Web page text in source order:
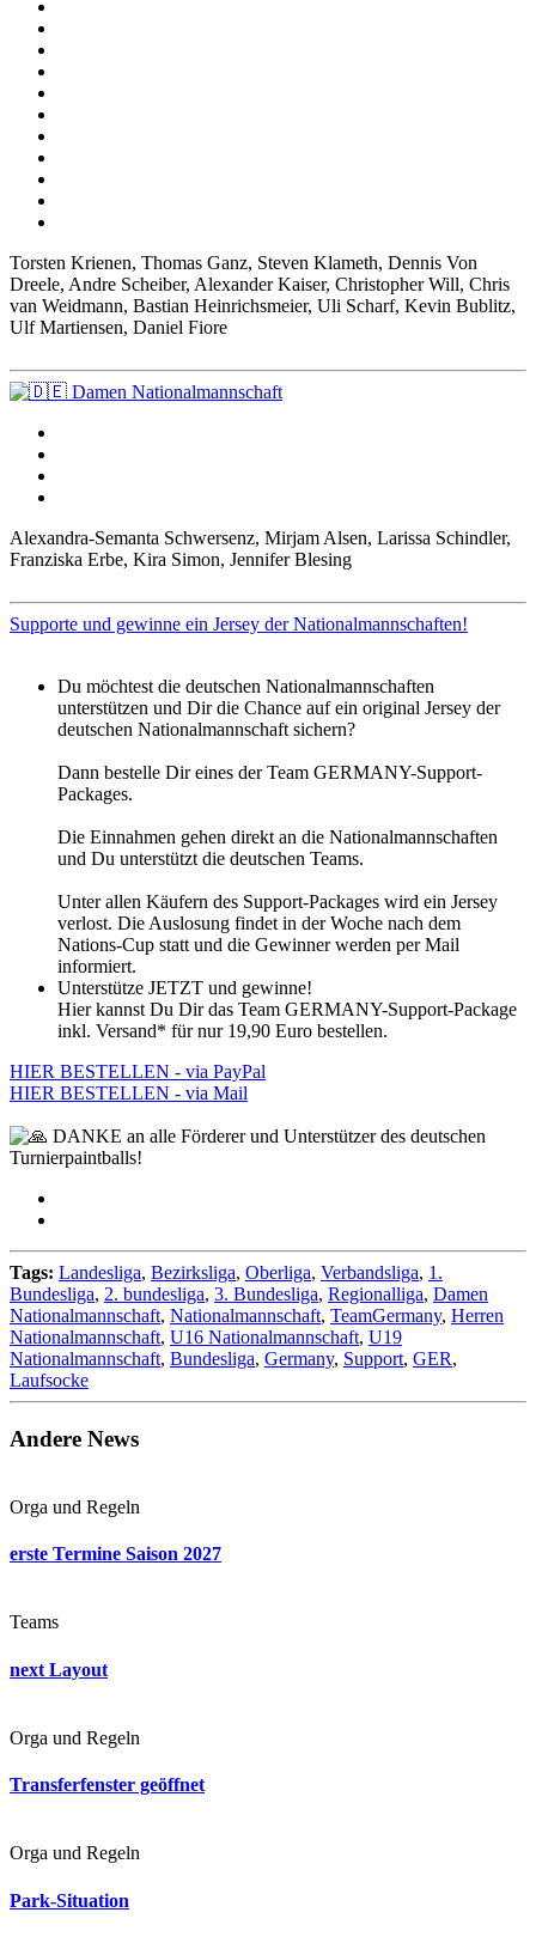
Torsten Krienen, Thomas Ganz, Steven Klameth, Dennis Von
Dreele, Andre Scheiber, Alexander Kaiser, Christopher Will, Chris
van Weidmann, Bastian Heinrichsmeier, Uli Scharf, Kevin Bublitz,
Ulf Martiensen, Daniel Fiore
Damen Nationalmannschaft
Alexandra-Semanta Schwersenz, Mirjam Alsen, Larissa Schindler,
Franziska Erbe, Kira Simon, Jennifer Blesing
Supporte und gewinne ein Jersey der Nationalmannschaften!
Du möchtest die deutschen Nationalmannschaften
unterstützen und Dir die Chance auf ein original Jersey der
deutschen Nationalmannschaft sichern?
Dann bestelle Dir eines der Team GERMANY-Support-
Packages.
Die Einnahmen gehen direkt an die Nationalmannschaften
und Du unterstützt die deutschen Teams.
Unter allen Käufern des Support-Packages wird ein Jersey
verlost. Die Auslosung findet in der Woche nach dem
Nations-Cup statt und die Gewinner werden per Mail
informiert.
Unterstütze JETZT und gewinne!
Hier kannst Du Dir das Team GERMANY-Support-Package
inkl. Versand* für nur 19,90 Euro bestellen.
HIER BESTELLEN - via PayPal
HIER BESTELLEN - via Mail
DANKE an alle Förderer und Unterstützer des deutschen
Turnierpaintballs!
Tags: Landesliga, Bezirksliga, Oberliga, Verbandsliga, 1.
Bundesliga, 2. bundesliga, 3. Bundesliga, Regionalliga, Damen
Nationalmannschaft, Nationalmannschaft, TeamGermany, Herren
Nationalmannschaft, U16 Nationalmannschaft, U19
Nationalmannschaft, Bundesliga, Germany, Support, GER,
Laufsocke
Andere News
Orga und Regeln
erste Termine Saison 2027
Teams
next Layout
Orga und Regeln
Transferfenster geöffnet
Orga und Regeln
Park-Situation